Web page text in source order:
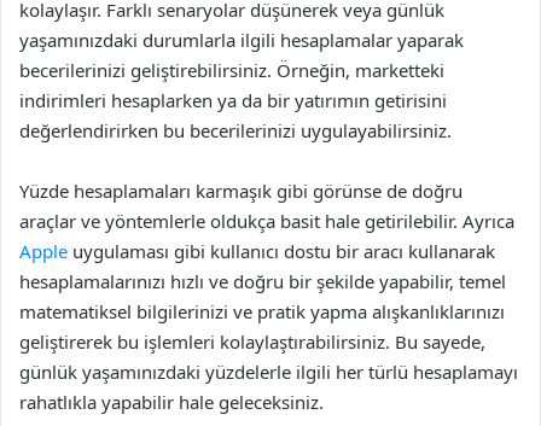
kolaylaşır. Farklı senaryolar düşünerek veya günlük
yaşamınızdaki durumlarla ilgili hesaplamalar yaparak
becerilerinizi geliştirebilirsiniz. Örneğin, marketteki
indirimleri hesaplarken ya da bir yatırımın getirisini
değerlendirirken bu becerilerinizi uygulayabilirsiniz.
Yüzde hesaplamaları karmaşık gibi görünse de doğru
araçlar ve yöntemlerle oldukça basit hale getirilebilir. Ayrıca
Apple uygulaması gibi kullanıcı dostu bir aracı kullanarak
hesaplamalarınızı hızlı ve doğru bir şekilde yapabilir, temel
matematiksel bilgilerinizi ve pratik yapma alışkanlıklarınızı
geliştirerek bu işlemleri kolaylaştırabilirsiniz. Bu sayede,
günlük yaşamınızdaki yüzdelerle ilgili her türlü hesaplamayı
rahatlıkla yapabilir hale geleceksiniz.